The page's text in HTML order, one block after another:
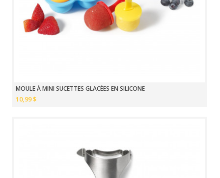
MOULE À MINI SUCETTES GLACÉES EN SILICONE
10,99 $